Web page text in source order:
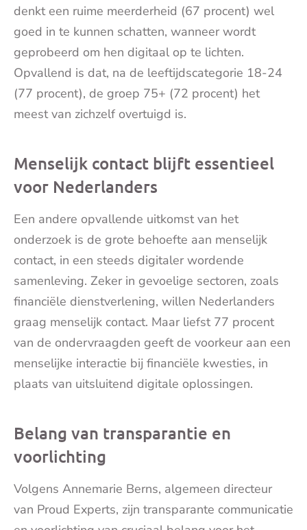
denkt een ruime meerderheid (67 procent) wel
goed in te kunnen schatten, wanneer wordt
geprobeerd om hen digitaal op te lichten.
Opvallend is dat, na de leeftijdscategorie 18-24
(77 procent), de groep 75+ (72 procent) het
meest van zichzelf overtuigd is.
Menselijk contact blijft essentieel
voor Nederlanders
Een andere opvallende uitkomst van het
onderzoek is de grote behoefte aan menselijk
contact, in een steeds digitaler wordende
samenleving. Zeker in gevoelige sectoren, zoals
financiële dienstverlening, willen Nederlanders
graag menselijk contact. Maar liefst 77 procent
van de ondervraagden geeft de voorkeur aan een
menselijke interactie bij financiële kwesties, in
plaats van uitsluitend digitale oplossingen.
Belang van transparantie en
voorlichting
Volgens Annemarie Berns, algemeen directeur
van Proud Experts, zijn transparante communicatie